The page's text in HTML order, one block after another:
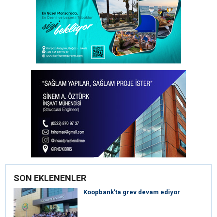
SON EKLENENLER
Koopbank’ta grev devam ediyor